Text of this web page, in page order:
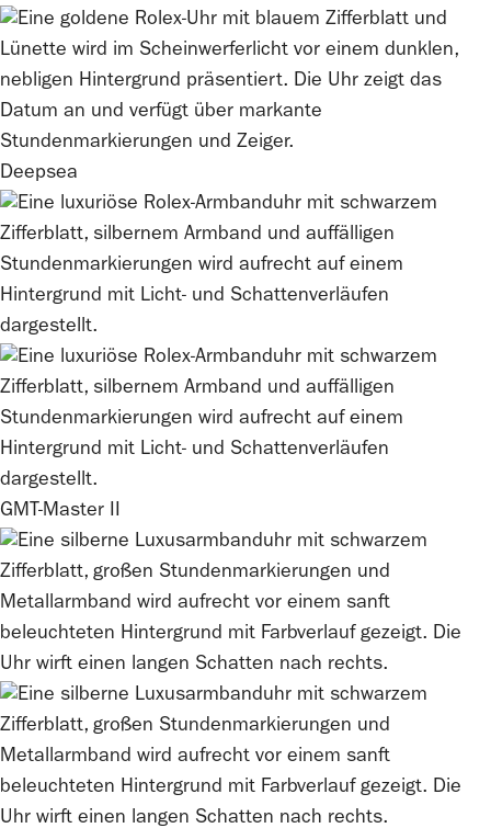
Deepsea
GMT-Master II